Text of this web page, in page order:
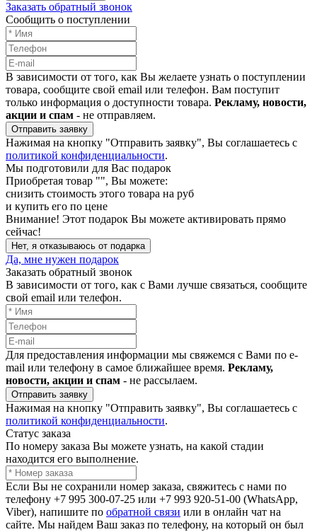
Заказать обратный звонок
Сообщить о поступлении
В зависимости от того, как Вы желаете узнать о поступлении
товара, сообщите свой email или телефон. Вам поступит
только информация о доступности товара. Рекламу, новости,
акции и спам - не отправляем.
Отправить заявку
Нажимая на кнопку "Отправить заявку", Вы соглашаетесь с
политикой конфиденциальности.
Мы подготовили для Вас подарок
Приобретая товар "", Вы можете:
снизить стоимость этого товара на руб
и купить его по цене
Внимание! Этот подарок Вы можете активировать прямо
сейчас!
Нет, я отказываюсь от подарка
Да, мне нужен подарок
Заказать обратный звонок
В зависимости от того, как с Вами лучше связаться, сообщите
свой email или телефон.
Для предоставления информации мы свяжемся с Вами по e-
mail или телефону в самое ближайшее время. Рекламу,
новости, акции и спам - не рассылаем.
Отправить заявку
Нажимая на кнопку "Отправить заявку", Вы соглашаетесь с
политикой конфиденциальности.
Статус заказа
По номеру заказа Вы можете узнать, на какой стадии
находится его выполнение.
Если Вы не сохранили номер заказа, свяжитесь с нами по
телефону +7 995 300-07-25 или +7 993 920-51-00 (WhatsApp,
Viber), напишите по обратной связи или в онлайн чат на
сайте. Мы найдем Ваш заказ по телефону, на который он был